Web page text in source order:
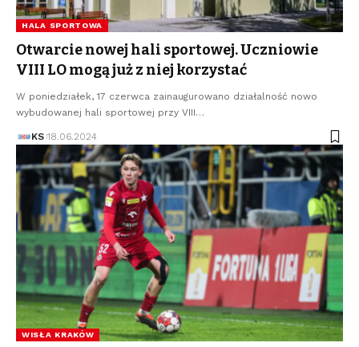
HALA SPORTOWA
Otwarcie nowej hali sportowej. Uczniowie
VIII LO mogą już z niej korzystać
W poniedziałek, 17 czerwca zainaugurowano działalność nowo
wybudowanej hali sportowej przy VIII…
KS 18.06.2024
WISŁA KRAKÓW